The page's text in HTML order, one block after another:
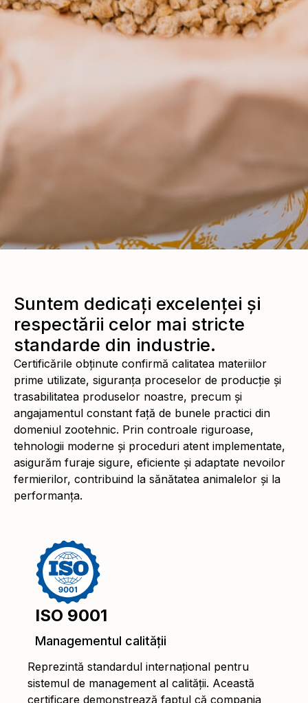
Suntem dedicați excelenței și
respectării celor mai stricte
standarde din industrie.
Certificările obținute confirmă calitatea materiilor
prime utilizate, siguranța proceselor de producție și
trasabilitatea produselor noastre, precum și
angajamentul constant față de bunele practici din
domeniul zootehnic. Prin controale riguroase,
tehnologii moderne și proceduri atent implementate,
asigurăm furaje sigure, eficiente și adaptate nevoilor
fermierilor, contribuind la sănătatea animalelor și la
performanța.
ISO 9001
Managementul calității
Reprezintă standardul internațional pentru
sistemul de management al calității. Această
certificare demonstrează faptul că compania